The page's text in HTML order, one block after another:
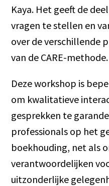
Kaya. Het geeft de
vragen te stellen en
over de verschillende
van de CARE-methode.
Deze workshop is
om kwalitatieve
gesprekken te
professionals op het
boekhouding, net als
verantwoordelijken
uitzonderlijke